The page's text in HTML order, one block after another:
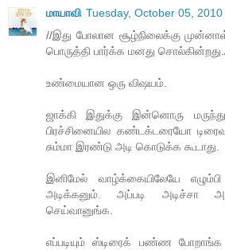
மாயாவி Tuesday, October 05,
//இது போலான சூழ்நிலைக்கு
பொருத்தி பார்க்க மனது
உண்மையான ஒரு விஷயம்.
ஜாக்கி இதுக்கு இன்னொரு
பிரச்சினையில கண்டக்டரையோ
சும்மா இரண்டு அடி கொடுக்க கூடாது.
இனிமேல் வாழ்க்கையிலேயே எழும்பி
அடிக்கனும். அப்படி அடிச்சா
செய்வானுங்க.
எப்படியும் ஸ்டிரைக் பண்ண